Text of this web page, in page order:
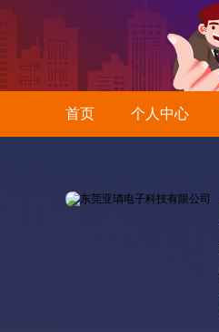
首页 个人中心